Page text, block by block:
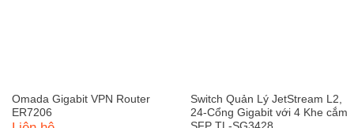
Omada Gigabit VPN Router
ER7206
Switch Quản Lý JetStream L2,
24-Cổng Gigabit với 4 Khe cắm